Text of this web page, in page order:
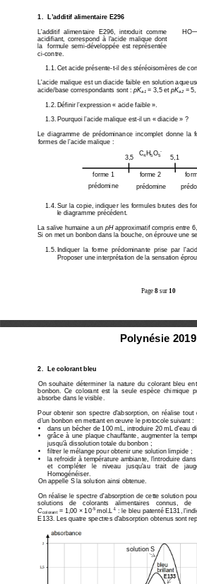
Page 8 sur 10
1.  L’additif alimentaire E296
L'additif  alimentaire  E296,  introduit  comme
acidifiant,  correspond  à  l'acide  malique  dont
la   formule  semi-développée est  représentée
ci-contre.
O
H
1.1. Cet acide présente-t-il des stéréoisomères de
L'acide malique est un diacide faible en solution a
acide/base correspondants sont : pK a1 = 3,5 et pK a2 =
1.2. Définir l’expression « acide faible ».
1.3. Pourquoi l’acide malique est-il un « diacide » ?
Le  diagramme  de  prédominance  incomplet  donne  la
formes de l’acide malique :
forme 1
prédomine
forme 2
prédomine
3,5
5,1
C4H5O5
-
1.4. Sur la copie, indiquer les formules brutes des
le diagramme précédent.
La salive humaine a un pH
approximatif compris entre
Si on met un bonbon dans la bouche, on éprouve une
1.5. Indiquer  la  forme  prédominante  prise  par  l'aci
Proposer une interprétation de la sensation
C4H5O5
-
2.  Le colorant bleu
On  souhaite  déterminer  la  nature  du  colorant  bleu  e
bonbon.  Ce  colorant  est  la  seule  espèce  chimique
absorbe dans le visible.
Pour  obtenir  son  spectre  d'absorption,  on  réalise  tout
d'un bonbon en mettant en œuvre le protocole suivant :
•
    dans un bécher de 100 mL, introduire 20 mL d'eau d
•
grâce  à  une  plaque  chauffante,  augmenter  la
jusqu'à dissolution totale du bonbon ;
•
    filtrer le mélange pour obtenir une solution limpi
de ;
•
    la refroidir à température ambiante, l'introduire
et   compléter   le   niveau   jusqu'au   trait   de
Homogénéiser.
On appelle S la solution ainsi obtenue.
On réalise le spectre d'absorption de cette solution
solutions    de    colorants    alimentaires    connus,    de
Ccolorant = 1,00 × 10 -5 mol.L -1 : le bleu patenté E131,
E133. Les quatre spectres d'absorption obtenus sont
E133
solution S
Polynésie 2019